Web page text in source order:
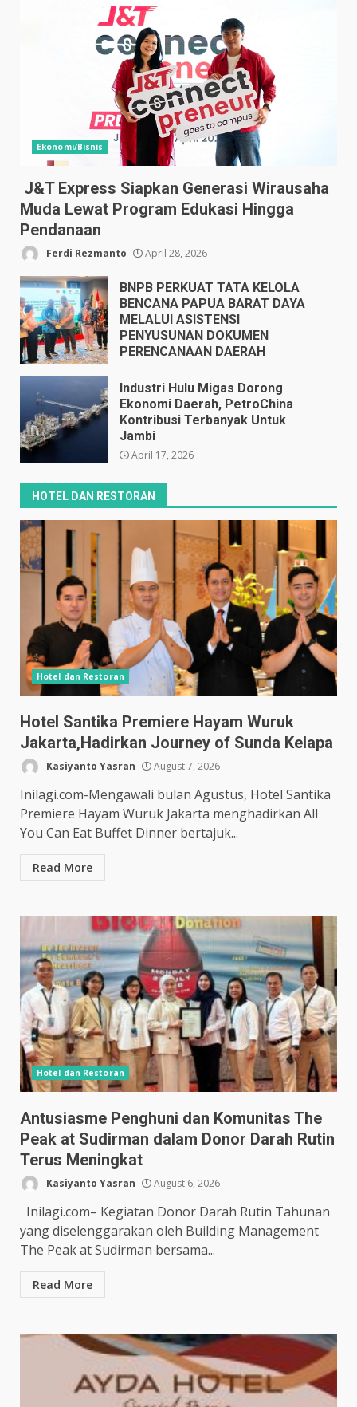
Ekonomi/Bisnis
J&T Express Siapkan Generasi Wirausaha
Muda Lewat Program Edukasi Hingga
Pendanaan
Ferdi Rezmanto April 28, 2026
BNPB PERKUAT TATA KELOLA
BENCANA PAPUA BARAT DAYA
MELALUI ASISTENSI
PENYUSUNAN DOKUMEN
PERENCANAAN DAERAH
Industri Hulu Migas Dorong
Ekonomi Daerah, PetroChina
Kontribusi Terbanyak Untuk
Jambi
April 17, 2026
HOTEL DAN RESTORAN
Hotel dan Restoran
Hotel Santika Premiere Hayam Wuruk
Jakarta,Hadirkan Journey of Sunda Kelapa
Kasiyanto Yasran August 7, 2026
Inilagi.com-Mengawali bulan Agustus, Hotel Santika
Premiere Hayam Wuruk Jakarta menghadirkan All
You Can Eat Buffet Dinner bertajuk...
Read More
Hotel dan Restoran
Antusiasme Penghuni dan Komunitas The
Peak at Sudirman dalam Donor Darah Rutin
Terus Meningkat
Kasiyanto Yasran August 6, 2026
Inilagi.com– Kegiatan Donor Darah Rutin Tahunan
yang diselenggarakan oleh Building Management
The Peak at Sudirman bersama...
Read More